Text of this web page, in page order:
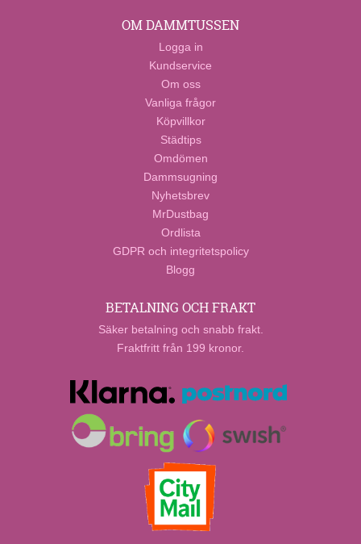
OM DAMMTUSSEN
Logga in
Kundservice
Om oss
Vanliga frågor
Köpvillkor
Städtips
Omdömen
Dammsugning
Nyhetsbrev
MrDustbag
Ordlista
GDPR och integritetspolicy
Blogg
BETALNING OCH FRAKT
Säker betalning och snabb frakt.
Fraktfritt från 199 kronor.